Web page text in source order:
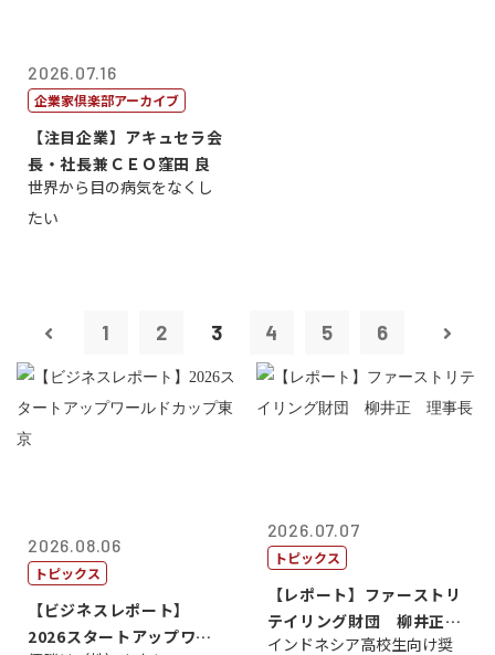
2026.07.16
企業家倶楽部アーカイブ
【注目企業】アキュセラ会
長・社長兼ＣＥＯ窪田 良
世界から目の病気をなくし
たい
1 2 3 4 5 6
2026.08.06
トピックス
【ビジネスレポート】
2026スタートアップワー
2026.07.07
トピックス
【レポート】ファーストリ
テイリング財団 柳井正
理事長
インドネシア高校生向け奨